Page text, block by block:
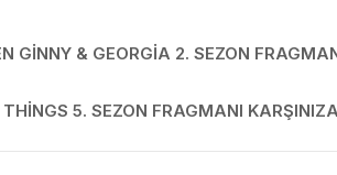
GINNY & GEORGIA 2. SEZON
5. SEZON FRAGMANI